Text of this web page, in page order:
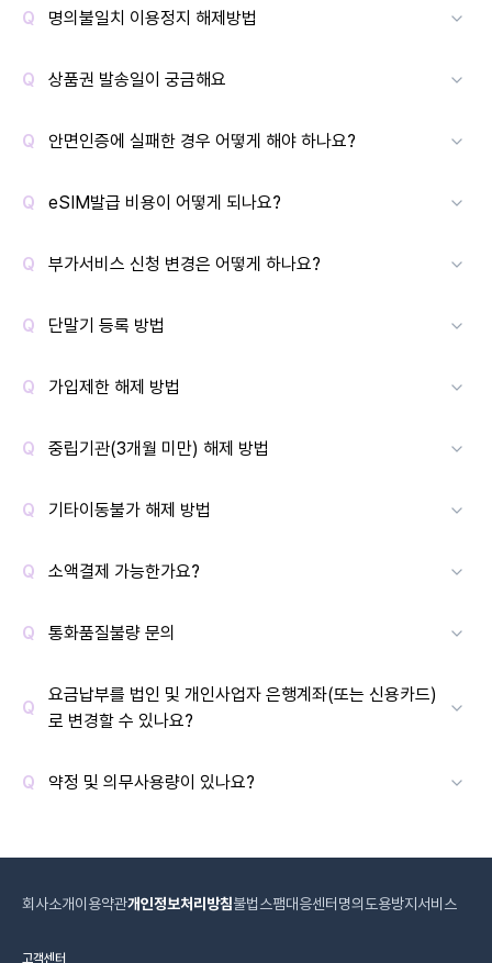
명의불일치 이용정지 해제방법
상품권 발송일이 궁금해요
안면인증에 실패한 경우 어떻게 해야 하나요?
eSIM발급 비용이 어떻게 되나요?
부가서비스 신청 변경은 어떻게 하나요?
단말기 등록 방법
가입제한 해제 방법
중립기관(3개월 미만) 해제 방법
기타이동불가 해제 방법
소액결제 가능한가요?
통화품질불량 문의
요금납부를 법인 및 개인사업자 은행계좌(또는 신용카드)
로 변경할 수 있나요?
약정 및 의무사용량이 있나요?
회사소개이용약관개인정보처리방침불법스팸대응센터 명의도용방지서비스
고객센터